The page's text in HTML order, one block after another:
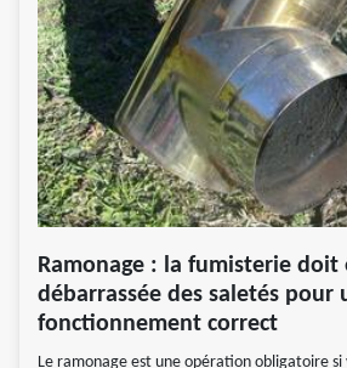
Ramonage : la fumisterie doit
débarrassée des saletés pour
fonctionnement correct
Le ramonage est une opération obligatoire si